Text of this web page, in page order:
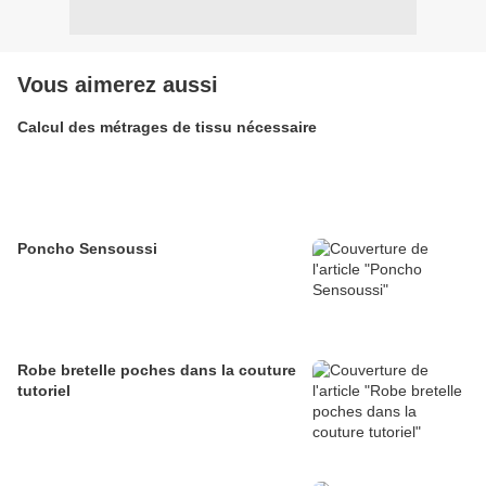
Vous aimerez aussi
Calcul des métrages de tissu nécessaire
Poncho Sensoussi
Robe bretelle poches dans la couture
tutoriel